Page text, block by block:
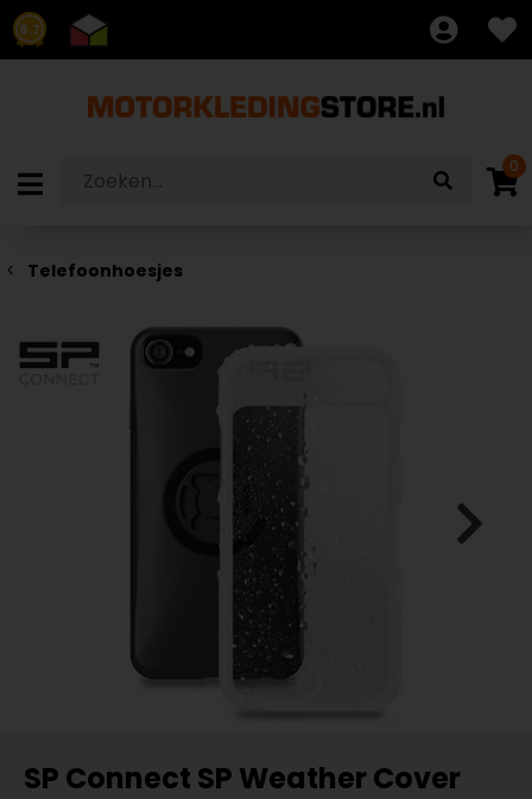
8.7
0
Telefoonhoesjes
SP Connect SP Weather Cover